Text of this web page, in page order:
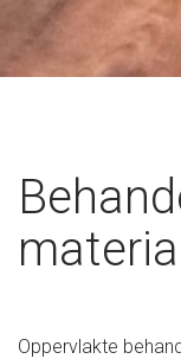
Oppervlakte